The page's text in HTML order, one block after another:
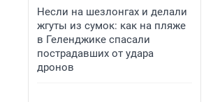
Несли на шезлонгах и делали
жгуты из сумок: как на пляже
в Геленджике спасали
пострадавших от удара
дронов